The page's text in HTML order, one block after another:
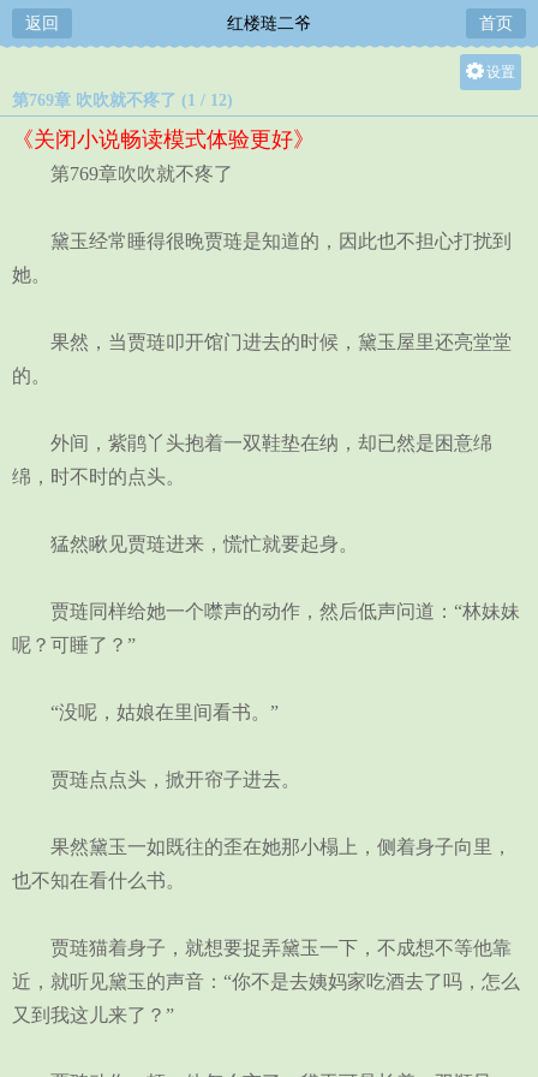
返回 红楼琏二爷 首页
设置
第769章 吹吹就不疼了 (1 / 12)
《关闭小说畅读模式体验更好》
第769章吹吹就不疼了
黛玉经常睡得很晚贾琏是知道的，因此也不担心打扰到
她。
果然，当贾琏叩开馆门进去的时候，黛玉屋里还亮堂堂
的。
外间，紫鹃丫头抱着一双鞋垫在纳，却已然是困意绵
绵，时不时的点头。
猛然瞅见贾琏进来，慌忙就要起身。
贾琏同样给她一个噤声的动作，然后低声问道：“林妹妹
呢？可睡了？”
“没呢，姑娘在里间看书。”
贾琏点点头，掀开帘子进去。
果然黛玉一如既往的歪在她那小榻上，侧着身子向里，
也不知在看什么书。
贾琏猫着身子，就想要捉弄黛玉一下，不成想不等他靠
近，就听见黛玉的声音：“你不是去姨妈家吃酒去了吗，怎么
又到我这儿来了？”